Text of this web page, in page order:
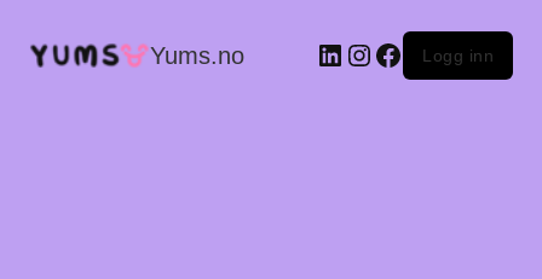
Yums.no LinkedIn
Instagram
Facebook
Logg inn